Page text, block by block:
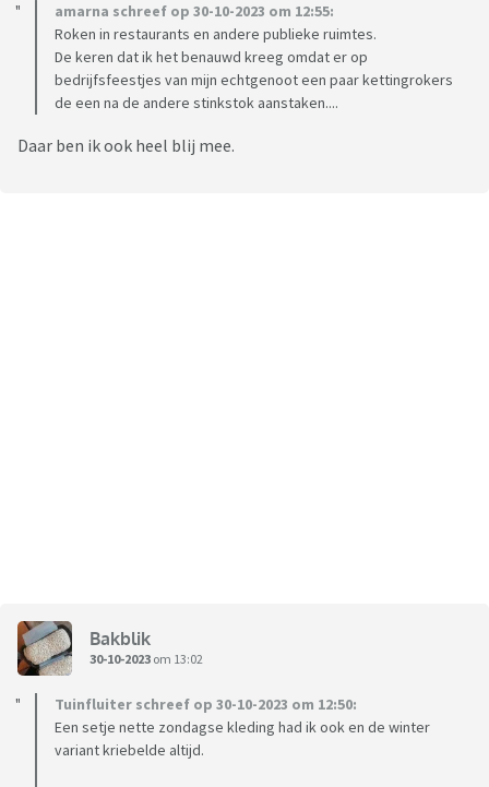
amarna schreef op 30-10-2023 om 12:55:
Roken in restaurants en andere publieke ruimtes.
De keren dat ik het benauwd kreeg omdat er op
bedrijfsfeestjes van mijn echtgenoot een paar kettingrokers
de een na de andere stinkstok aanstaken....
Daar ben ik ook heel blij mee.
Bakblik
30-10-2023 om 13:02
Tuinfluiter schreef op 30-10-2023 om 12:50:
Een setje nette zondagse kleding had ik ook en de winter
variant kriebelde altijd.